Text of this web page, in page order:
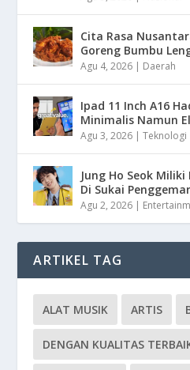
Cita Rasa
Goreng Bumbu
Agu 4, 2026 | Daerah
Ipad 11 Inch A16
Minimalis Namun
Agu 3, 2026 |Teknologi
Jung Ho Seok
Di Sukai Penggemar
Agu 2, 2026 |
ARTIKEL TAG
ALAT MUSIK ARTIS
DENGAN KUALITAS